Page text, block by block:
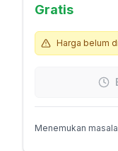
Gratis
Harga belum
Menemukan